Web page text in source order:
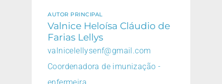
AUTOR PRINCIPAL
Valnice Heloísa Cláudio de
Farias Lellys
valnicelellysenf@gmail.com
Coordenadora de imunização -